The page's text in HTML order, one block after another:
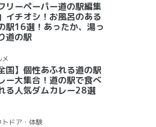
リーペーパー道の駅編集
イチオシ！お風呂のある
駅16選！あったか、湯っ
道の駅
国】個性あふれる道の駅
ー大集合！道の駅で食べ
る人気ダムカレー28選
トドア・体験